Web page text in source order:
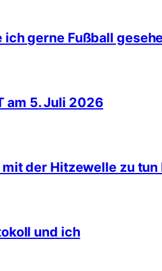
ich gerne Fußball
am 5. Juli 2026
mit der Hitzewelle zu tun
und ich